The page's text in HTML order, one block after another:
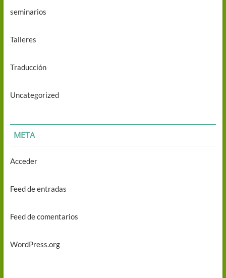
seminarios
Talleres
Traducción
Uncategorized
META
Acceder
Feed de entradas
Feed de comentarios
WordPress.org